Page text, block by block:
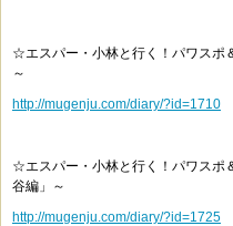
☆エスパー・小林と行く！パワスポ
～
http://mugenju.com/diary/?id=1710
☆エスパー・小林と行く！パワス
谷編」～
http://mugenju.com/diary/?id=1725